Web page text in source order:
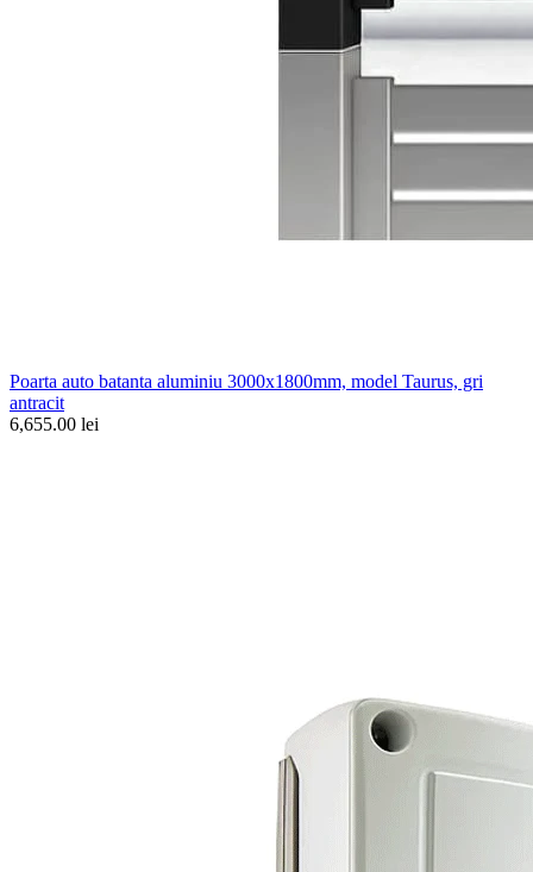
Poarta auto batanta aluminiu 3000x1800mm, model Taurus, gri
antracit
6,655.00 lei